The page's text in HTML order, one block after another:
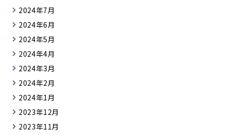
2024年7月
2024年6月
2024年5月
2024年4月
2024年3月
2024年2月
2024年1月
2023年12月
2023年11月